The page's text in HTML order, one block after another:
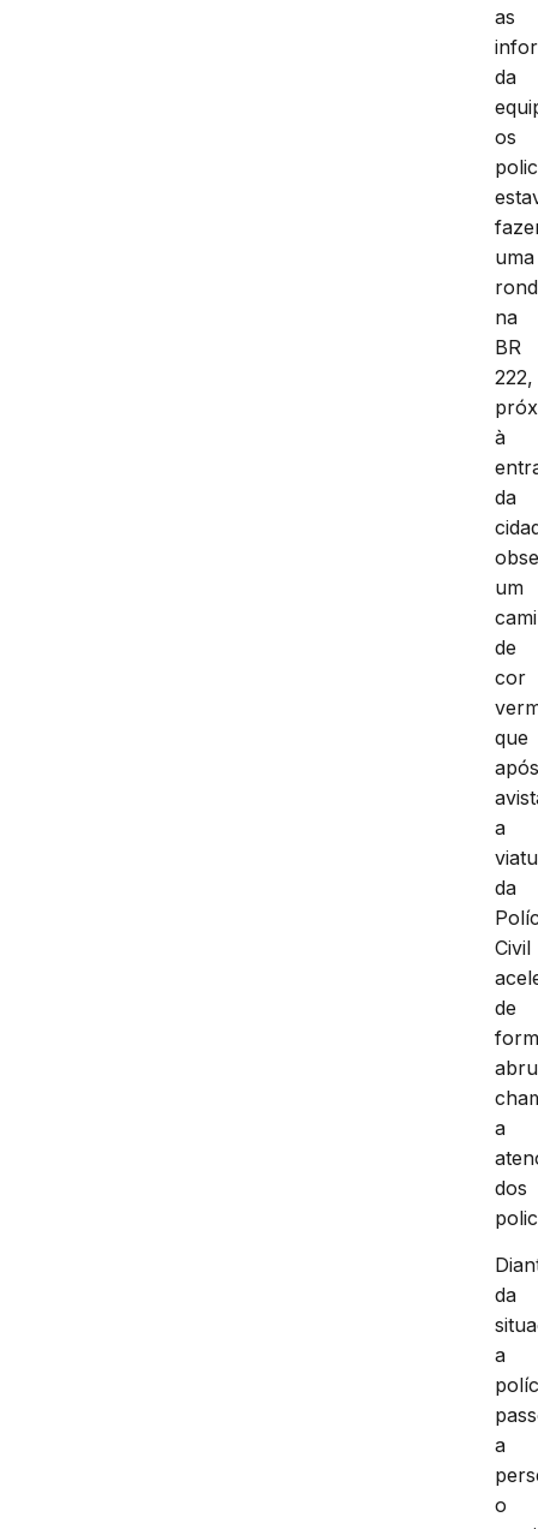
as
da
os
uma
na
BR
222,
à
da
um
de
cor
que
a
da
Civil
de
a
dos
da
a
a
o